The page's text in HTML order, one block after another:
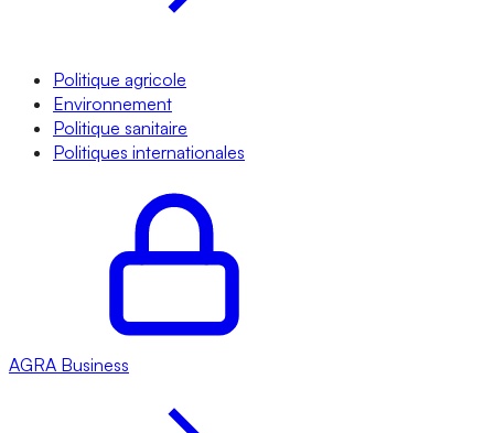
Politique agricole
Environnement
Politique sanitaire
Politiques internationales
AGRA Business